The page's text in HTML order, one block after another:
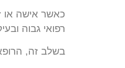
רפואי גבוה
בשלב זה,